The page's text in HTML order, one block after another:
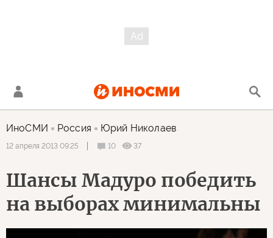
ИноСМИ Россия Юрий Николаев
12 апреля 2013 09:25 10 37
Шансы Мадуро победить
на выборах минимальны